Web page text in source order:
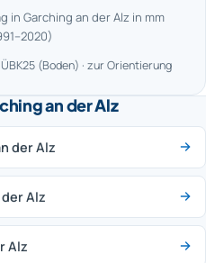
in Garching an der Alz in mm
(Boden) · zur Orientierung
an der Alz
der Alz
Alz
Alz